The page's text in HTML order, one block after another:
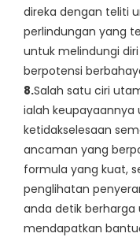
direka dengan teliti
perlindungan yang
untuk melindungi
berpotensi
8.Salah satu ciri
ialah
ketidakselesaan
ancaman yang
formula yang kuat,
penglihatan
anda detik berharga
mendapatkan